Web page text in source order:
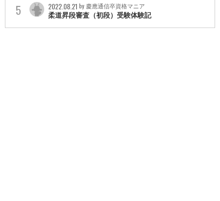
2022.08.21 by 慶應通信卒資格マニア
柔道昇段審査（初段）受験体験記